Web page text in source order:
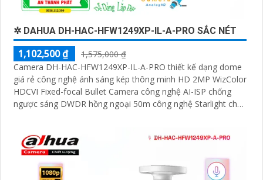
✲ DAHUA DH-HAC-HFW1249XP-IL-A-PRO SẮC NÉT
1,102,500 ₫
1,575,000 ₫
Camera DH-HAC-HFW1249XP-IL-A-PRO thiết kế dạng dome
giá rẻ công nghệ ánh sáng kép thông minh HD 2MP WizColor
HDCVI Fixed-focal Bullet Camera công nghệ AI-ISP chống
ngược sáng DWDR hồng ngoại 50m công nghệ Starlight cho